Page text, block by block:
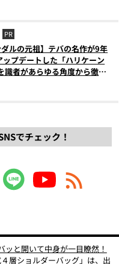
PR
ダルの元祖】テバの名作が9年
ップデートした「ハリケーン
識者があらゆる角度から徹底
でチェック！
ッと開いて中身が一目瞭然！
層ショルダーバッグ」は、出